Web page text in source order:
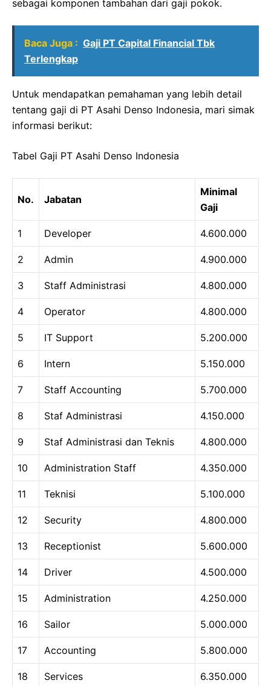
sebagai komponen tambahan dari gaji pokok.
Baca Juga : Gaji PT Capital Financial Tbk
Terlengkap
Untuk mendapatkan pemahaman yang lebih detail
tentang gaji di PT Asahi Denso Indonesia, mari simak
informasi berikut:
Tabel Gaji PT Asahi Denso Indonesia
No. Jabatan
Minimal
Gaji
1 Developer 4.600.000
2 Admin 4.900.000
3 Staff Administrasi 4.800.000
4 Operator 4.800.000
5 IT Support 5.200.000
6 Intern 5.150.000
7 Staff Accounting 5.700.000
8 Staf Administrasi 4.150.000
9 Staf Administrasi dan Teknis 4.800.000
10 Administration Staff 4.350.000
11 Teknisi 5.100.000
12 Security 4.800.000
13 Receptionist 5.600.000
14 Driver 4.500.000
15 Administration 4.250.000
16 Sailor 5.000.000
17 Accounting 5.800.000
18 Services 6.350.000